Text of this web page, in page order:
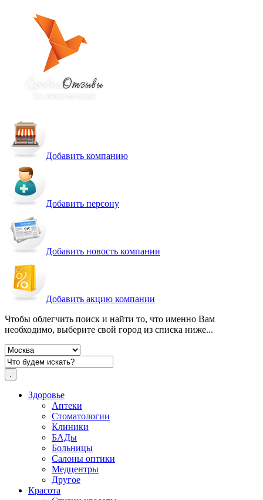
Добавить компанию
Добавить персону
Добавить новость компании
Добавить акцию компании
Чтобы облегчить поиск и найти то, что именно Вам
необходимо, выберите свой город из списка ниже...
Здоровье
Аптеки
Стоматологии
Клиники
БАДы
Больницы
Салоны оптики
Медцентры
Другое
Красота